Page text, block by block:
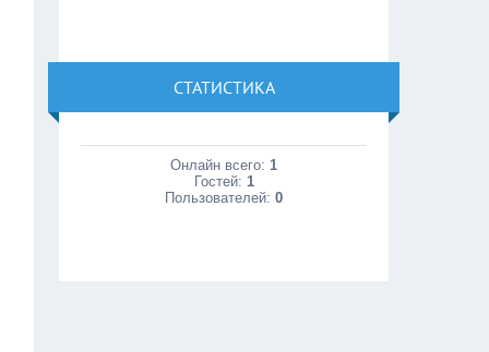
СТАТИСТИКА
Онлайн всего:1
Гостей: 1
Пользователей:0